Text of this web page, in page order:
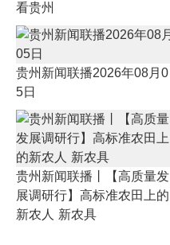
看贵州
贵州新闻联播2026年08月0
5日
贵州新闻联播丨【高质量发
展调研行】高标准农田上的
新农人 新农具